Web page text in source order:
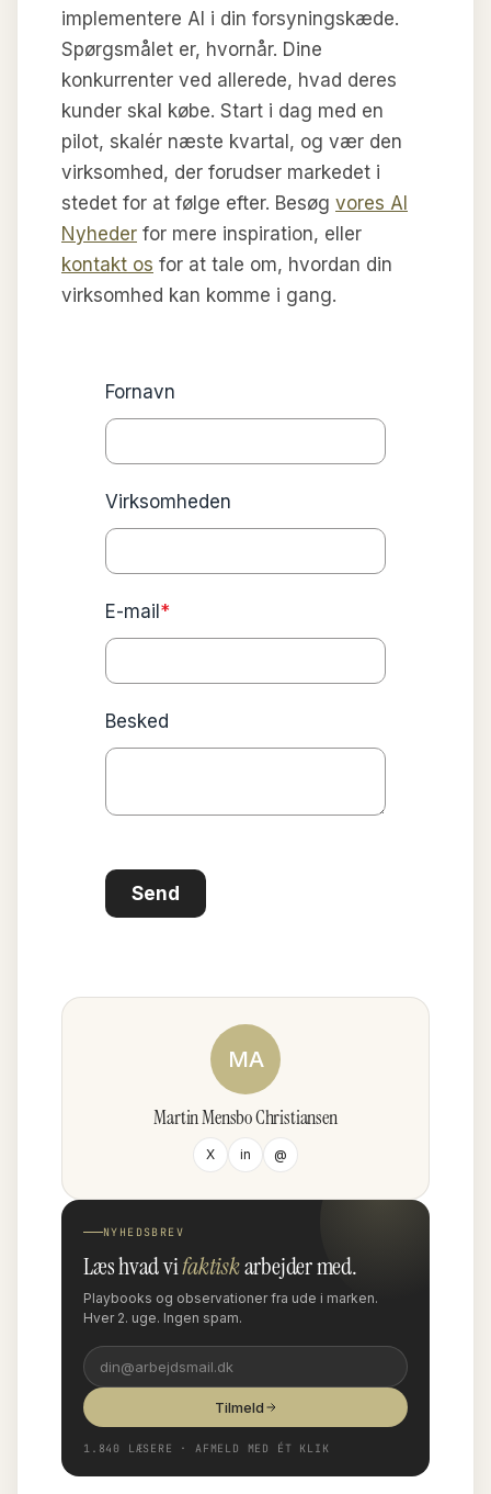
implementere AI i din forsyningskæde.
Spørgsmålet er, hvornår. Dine
konkurrenter ved allerede, hvad deres
kunder skal købe. Start i dag med en
pilot, skalér næste kvartal, og vær den
virksomhed, der forudser markedet i
stedet for at følge efter. Besøg vores AI
Nyheder for mere inspiration, eller
kontakt os for at tale om, hvordan din
virksomhed kan komme i gang.
Fornavn
Virksomheden
E-mail*
Besked
Send
MA
Martin Mensbo Christiansen
X in @
NYHEDSBREV
Læs hvad vifaktiskarbejder med.
Playbooks og observationer fra ude i marken.
Hver 2. uge. Ingen spam.
Tilmeld
1.840 LÆSERE · AFMELD MED ÉT KLIK